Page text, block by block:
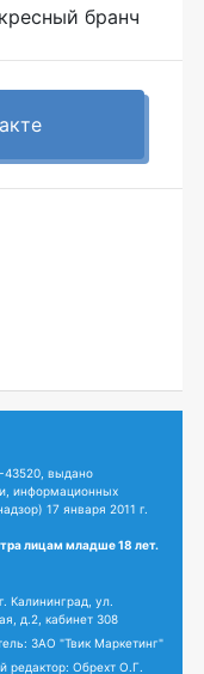
бранч
выдано
информационных
17 января 2011 г.
лицам младше 18 лет.
Калининград, ул.
д.2, кабинет 308
ЗАО "Твик Маркетинг"
редактор: Обрехт О.Г.